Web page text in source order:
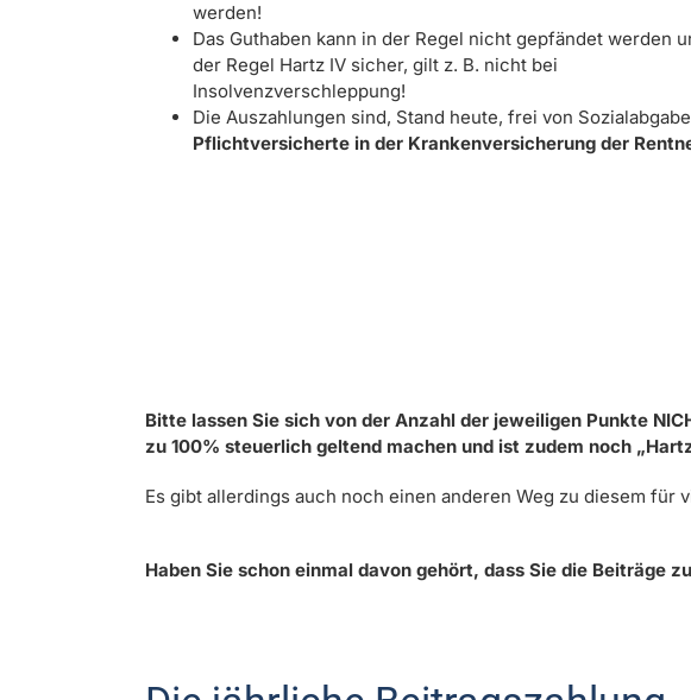
werden!
Das Guthaben kann in der Regel nicht gepfändet werden
der Regel Hartz IV sicher, gilt z. B. nicht bei
Insolvenzverschleppung!
Die Auszahlungen sind, Stand heute, frei von
Pflichtversicherte in der Krankenversicherung der
Bitte lassen Sie sich von der Anzahl der jeweiligen Punkte
zu 100% steuerlich geltend machen und ist zudem noch
Es gibt allerdings auch noch einen anderen Weg zu diesem
Haben Sie schon einmal davon gehört, dass Sie die Beiträge